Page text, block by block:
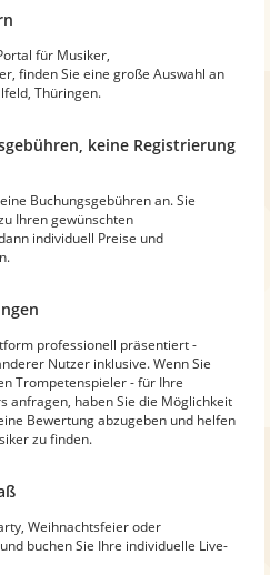
für Musiker,
finden Sie eine große Auswahl an
Thüringen.
keine Registrierung
Buchungsgebühren an. Sie
Ihren gewünschten
individuell Preise und
professionell präsentiert -
Nutzer inklusive. Wenn Sie
Trompetenspieler - für Ihre
anfragen, haben Sie die Möglichkeit
Bewertung abzugeben und helfen
zu finden.
Weihnachtsfeier oder
buchen Sie Ihre individuelle Live-